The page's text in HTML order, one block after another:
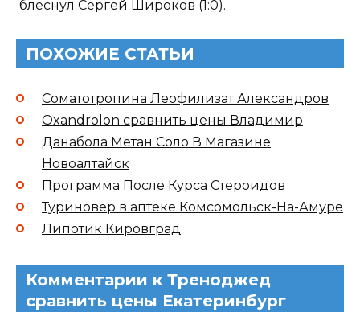
блеснул Сергей Широков (1:0).
ПОХОЖИЕ СТАТЬИ
Соматотропина Леофилизат Александров
Oxandrolon сравнить цены Владимир
Данабола Метан Соло В Магазине
Новоалтайск
Программа После Курса Стероидов
Туриновер в аптеке Комсомольск-На-Амуре
Липотик Кировград
Комментарии к Треноджед
сравнить цены Екатеринбург